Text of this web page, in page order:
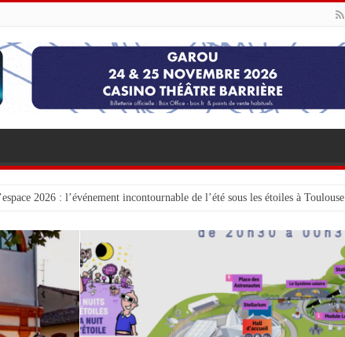
2026 : l’événement incontournable de l’été sous les étoiles à Toulouse